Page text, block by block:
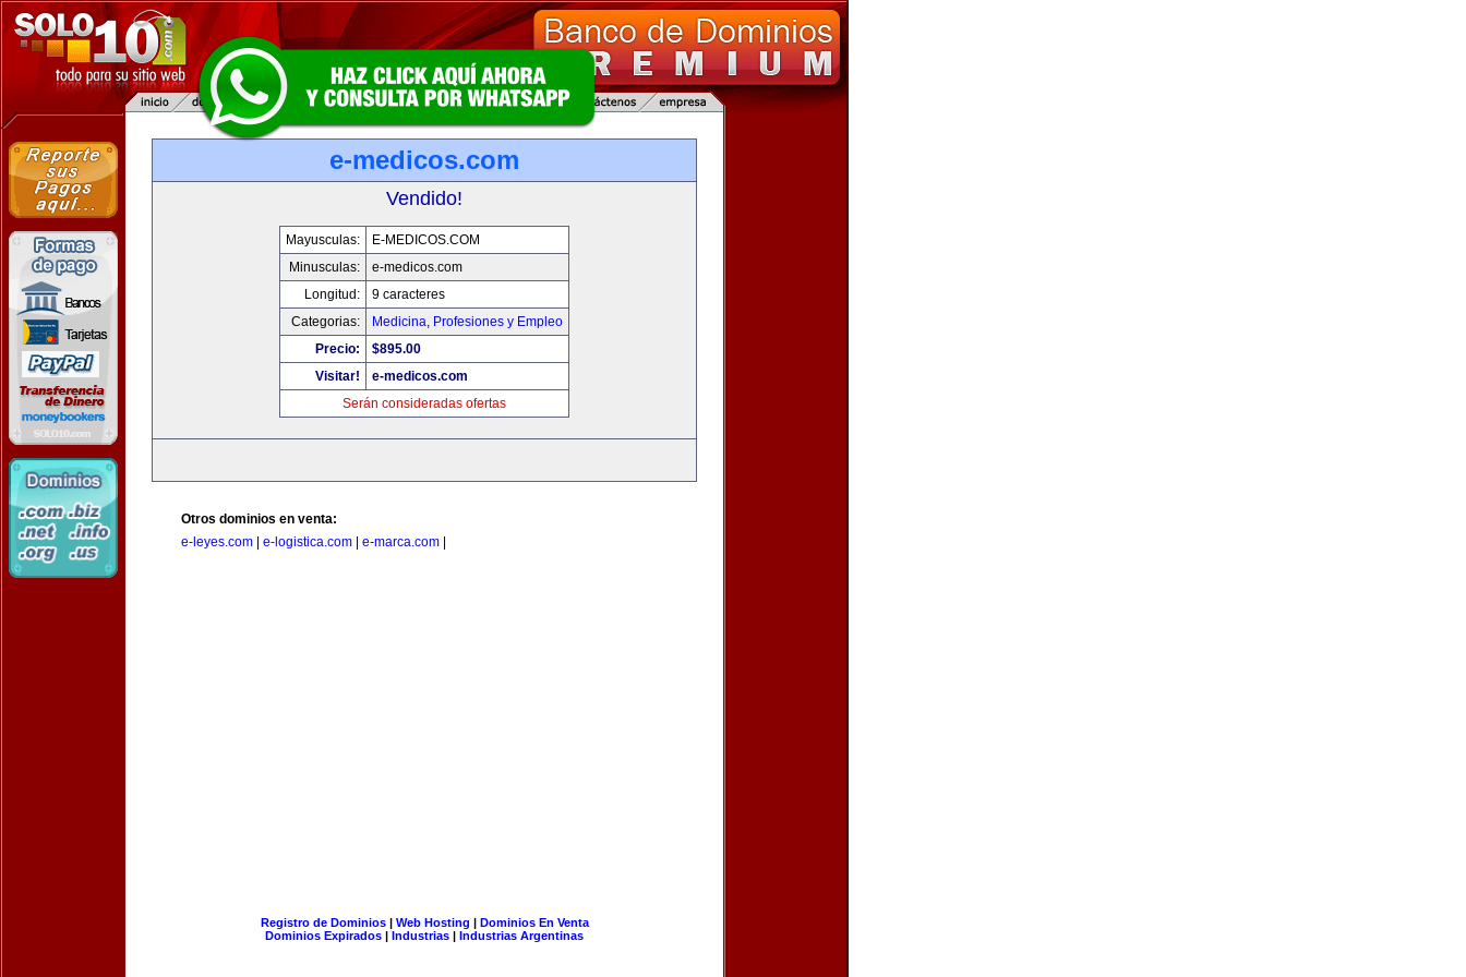
e-medicos.com
Vendido!
Mayusculas:
E-MEDICOS.COM
Minusculas:
e-medicos.com
Longitud:
9 caracteres
Categorias:
Medicina, Profesiones y Empleo
Precio:
$895.00
Visitar!
e-medicos.com
Serán consideradas ofertas
Otros dominios en venta:
e-leyes.com
e-logistica.com e-marca.com
Registro de Dominios| Web Hosting | Dominios En Venta
Dominios Expirados | Industrias | Industrias Argentinas